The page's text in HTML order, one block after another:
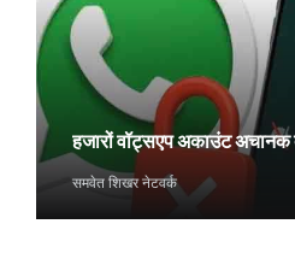
हजारों वॉट्सएप अकाउंट अचानक
समवेत शिखर नेटवर्क